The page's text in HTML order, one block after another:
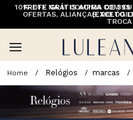
10% OFF NA 1ª COMPRA COM
OFERTAS, ALIANÇAS,
FRETE GRÁTIS ACIMA DE 399
(EXCETO
Relógios marcas